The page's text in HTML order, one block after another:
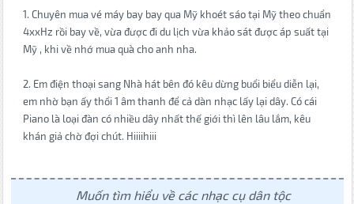
1. Chuyên mua vé máy bay bay qua Mỹ khoét sáo tại Mỹ theo chuẩn
4xxHz rồi bay về, vừa được đi du lịch vừa khảo sát được áp suất tại
Mỹ , khi về nhớ mua quà cho anh nha.
2. Em điện thoại sang Nhà hát bên đó kêu dừng buổi biểu diễn lại,
em nhờ bạn ấy thổi 1 âm thanh để cả dàn nhạc lấy lại dây. Có cái
Piano là loại đàn có nhiều dây nhất thế giới thì lên lâu lắm, kêu
khán giả chờ đợi chút. Hiiiihiii
Muốn tìm hiểu về các nhạc cụ dân tộc